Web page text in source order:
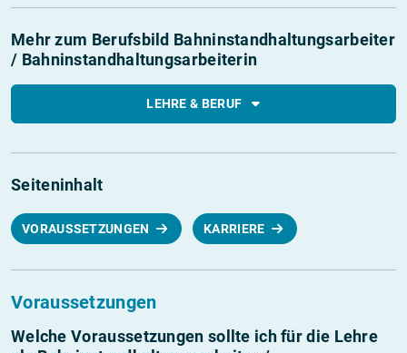
Mehr zum Berufsbild Bahninstandhaltungsarbeiter
/ Bahninstandhaltungsarbeiterin
LEHRE & BERUF
Seiteninhalt
VORAUSSETZUNGEN KARRIERE
Voraussetzungen
Welche Voraussetzungen sollte ich für die Lehre